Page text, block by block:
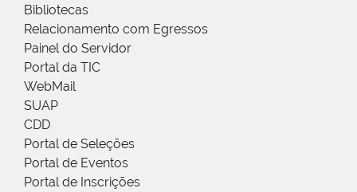
Bibliotecas
Relacionamento com Egressos
Painel do Servidor
Portal da TIC
WebMail
SUAP
CDD
Portal de Seleções
Portal de Eventos
Portal de Inscrições